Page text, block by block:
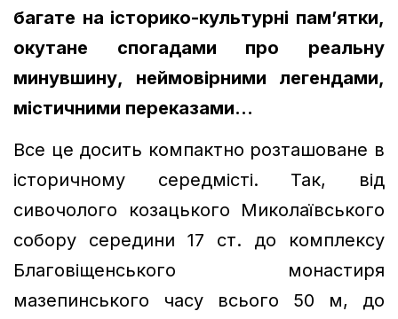
багате на історико-культурні пам’ятки,
окутане спогадами про реальну
минувшину, неймовірними легендами,
містичними переказами…
Все це досить компактно розташоване в
історичному середмісті. Так, від
сивочолого козацького Миколаївського
собору середини 17 ст. до комплексу
Благовіщенського монастиря
мазепинського часу всього 50 м, до